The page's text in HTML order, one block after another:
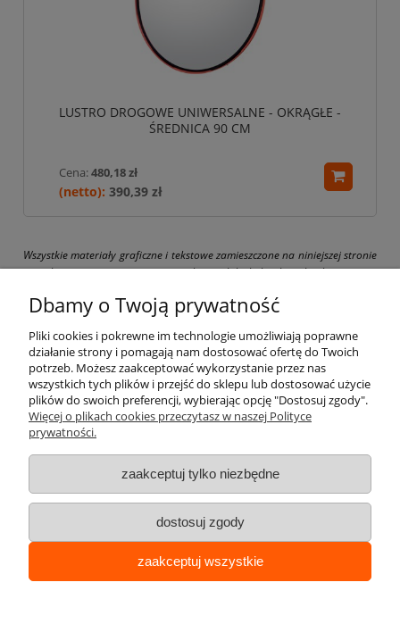
LUSTRO DROGOWE UNIWERSALNE - OKRĄGŁE -
ŚREDNICA 90 CM
Cena:480,18 zł
390,39 zł
Wszystkie materiały graficzne i tekstowe zamieszczone na niniejszej stronie
są chronione prawami autorskimi. Jakiekolwiek ich kopiowanie
zabronione i grozi pociągnięciem do odpowiedzialności karnej i cywilnej.
Pomoc
Informacje
Dbamy o Twoją prywatność
Pliki cookies i pokrewne im technologie umożliwiają poprawne
działanie strony i pomagają nam dostosować ofertę do Twoich
potrzeb. Możesz zaakceptować wykorzystanie przez nas
wszystkich tych plików i przejść do sklepu lub dostosować użycie
plików do swoich preferencji, wybierając opcję "Dostosuj zgody".
Więcej o plikach cookies przeczytasz w naszej Polityce
prywatności.
zaakceptuj tylko niezbędne
dostosuj zgody
zaakceptuj wszystkie